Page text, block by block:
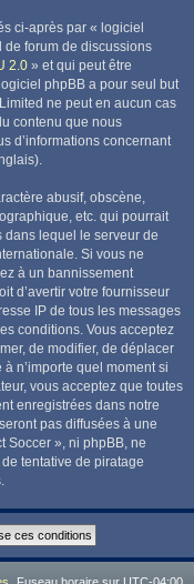
ci-après par « logiciel
de forum de discussions
2.0 » et qui peut être
phpBB a pour seul but
ne peut en aucun cas
contenu que nous
d’informations concernant
abusif, obscène,
etc. qui pourrait
dans lequel le serveur de
Si vous ne
à un bannissement
d’avertir votre fournisseur
IP de tous les messages
conditions. Vous acceptez
de modifier, de déplacer
n’importe quel moment si
vous acceptez que toutes
enregistrées dans notre
pas diffusées à une
Soccer », ni phpBB, ne
tentative de piratage